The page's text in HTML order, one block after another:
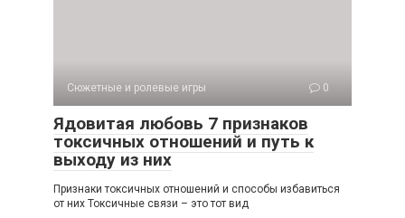
Сюжетные и ролевые игры 0
Ядовитая любовь 7 признаков
токсичных отношений и путь к
выходу из них
Признаки токсичных отношений и способы избавиться
от них Токсичные связи – это тот вид